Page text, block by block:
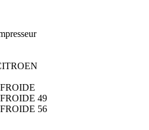
49
56